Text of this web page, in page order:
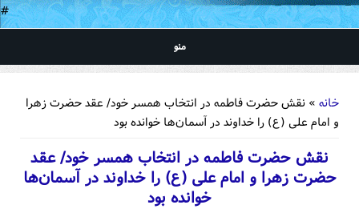
#
منو
خانه » نقش حضرت فاطمه در انتخاب همسر خود/ عقد حضرت زهرا
و امام علی (ع) را خداوند در آسمان‌ها خوانده بود
نقش حضرت فاطمه در انتخاب همسر خود/ عقد
حضرت زهرا و امام علی (ع) را خداوند در آسمان‌ها
خوانده بود